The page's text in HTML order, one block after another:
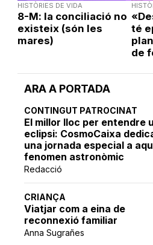
ARA A PORTADA
CONTINGUT PATROCINAT
El millor lloc per entendre
eclipsi: CosmoCaixa
una jornada especial a
fenomen astronòmic
Redacció
CRIANÇA
Viatjar com a eina de
reconnexió familiar
Anna Sugrañes
HISTÒRIES DE VIDA
8-M: la conciliació no
existeix (són les
mares)
té
de